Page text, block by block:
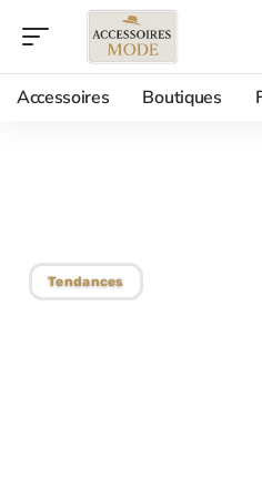
Accessoires Boutiques
Tendances